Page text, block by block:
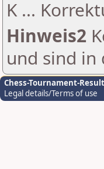
K ...
Hinweis2
und sind in
Chess-Tournament-
Legal details/Terms of use